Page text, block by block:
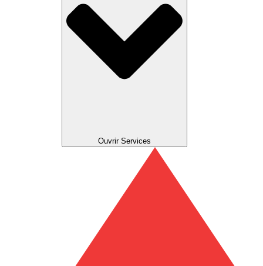
Ouvrir Services